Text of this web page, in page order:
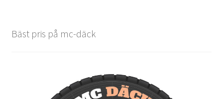
Bäst pris på mc-däck